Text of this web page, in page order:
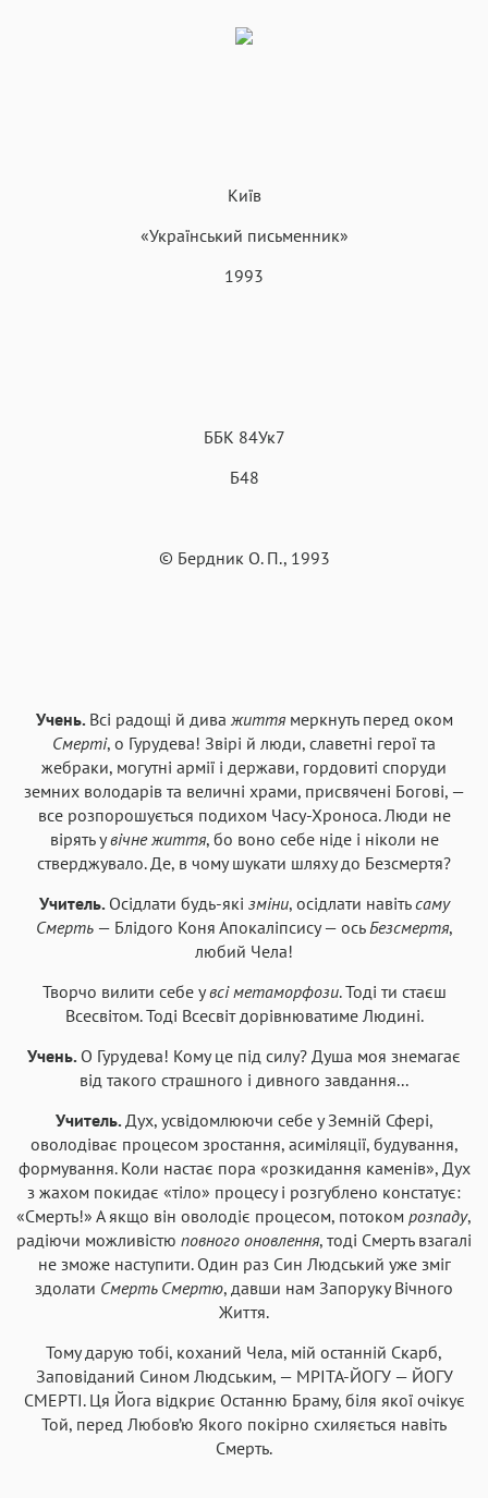
Київ
«Український письменник»
1993
ББК 84Ук7
Б48
© Бердник О. П., 1993
Учень. Всі радощі й дива життямеркнуть перед оком
Смерті, о Гурудева! Звірі й люди, славетні герої та
жебраки, могутні армії і держави, гордовиті споруди
земних володарів та величні храми, присвячені Богові, —
все розпорошується подихом Часу-Хроноса. Люди не
вірять увічне життя, бо воно себе ніде і ніколи не
стверджувало. Де, в чому шукати шляху до Безсмертя?
Учитель. Осідлати будь-які зміни, осідлати навітьсаму
Смерть— Блідого Коня Апокаліпсису — ось Безсмертя,
любий Чела!
Творчо вилити себе увсі метаморфози. Тоді ти стаєш
Всесвітом. Тоді Всесвіт дорівнюватиме Людині.
Учень. О Гурудева! Кому це під силу? Душа моя знемагає
від такого страшного і дивного завдання...
Учитель. Дух, усвідомлюючи себе у Земній Сфері,
оволодіває процесом зростання, асиміляції, будування,
формування. Коли настає пора «розкидання каменів», Дух
з жахом покидає «тіло» процесу і розгублено констатує:
«Смерть!» А якщо він оволодіє процесом, потоком розпаду,
радіючи можливістю повного оновлення, тоді Смерть взагалі
не зможе наступити. Один раз Син Людський уже зміг
здолати Смерть Смертю, давши нам Запоруку Вічного
Життя.
Тому дарую тобі, коханий Чела, мій останній Скарб,
Заповіданий Сином Людським, — МРІТА-ЙОГУ — ЙОГУ
СМЕРТІ. Ця Йога відкриє Останню Браму, біля якої очікує
Той, перед Любов’ю Якого покірно схиляється навіть
Смерть.